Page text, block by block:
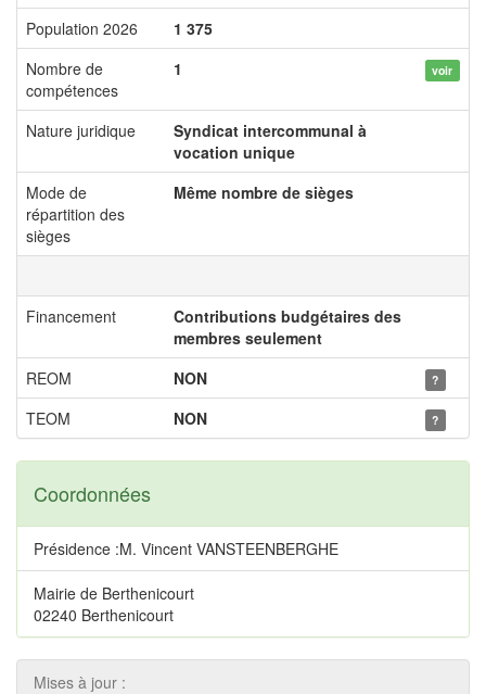
Population 2026
1 375
Nombre de
compétences
1 voir
Nature juridique
Syndicat intercommunal à
vocation unique
Mode de
répartition des
sièges
Même nombre de sièges
Financement
Contributions budgétaires des
membres seulement
REOM
NON ?
TEOM NON ?
Coordonnées
Présidence :M. Vincent VANSTEENBERGHE
Mairie de Berthenicourt
02240 Berthenicourt
Mises à jour :